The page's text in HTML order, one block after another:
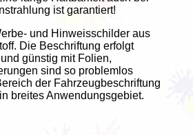
ist garantiert!
und Hinweisschilder aus
Die Beschriftung erfolgt
günstig mit Folien,
sind so problemlos
der Fahrzeugbeschriftung
breites Anwendungsgebiet.